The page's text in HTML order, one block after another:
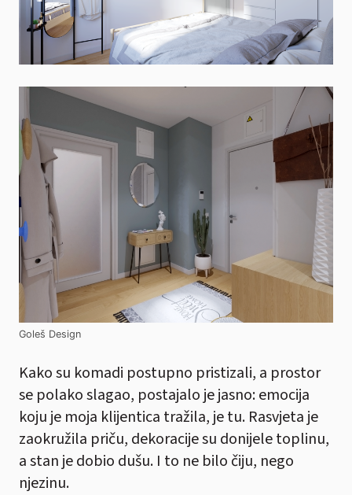
Goleš Design
Kako su komadi postupno pristizali, a prostor
se polako slagao, postajalo je jasno: emocija
koju je moja klijentica tražila, je tu. Rasvjeta je
zaokružila priču, dekoracije su donijele toplinu,
a stan je dobio dušu. I to ne bilo čiju, nego
njezinu.